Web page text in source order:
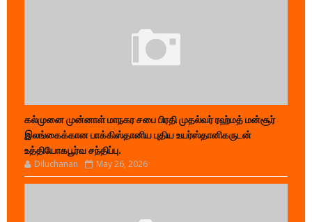
கல்முனை முன்னாள் மாநகர சபை பிரதி முதல்வர் ரஹ்மத் மன்சூர்
இலங்கைக்கான பாக்கிஸ்தானிய புதிய உயர்ஸ்தானிகருடன்
உத்தியோகபூர்வ சந்திப்பு.
Diluchanan May 26, 2026